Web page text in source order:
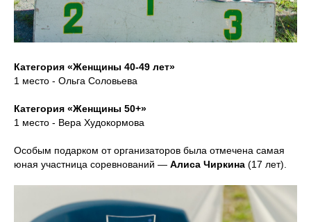
Категория «Женщины 40-49 лет»
1 место - Ольга Соловьева
Категория «Женщины 50+»
1 место - Вера Худокормова
Особым подарком от организаторов была отмечена самая
юная участница соревнований — Алиса Чиркина (17 лет).